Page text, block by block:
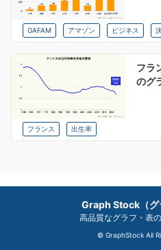
GAFAM アマゾン ビジネス
フラ
のグ
フランス 出生率
Graph Stock（グ
高品質なグラフ・表
© GraphStock All